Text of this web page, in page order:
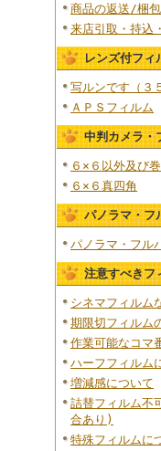
商品の返送/梱
来店引取・持込
レンズ付フィ
写ルンです（３
ＡＰＳフィルム
中判カメラ・
６×６以外及び
６×６真四角
パノラマ・フ
パノラマ・フル
注意すべきフ
シネマフィルム
期限切フィルム
作業可能なコマ
ハーフフィルム
増減感について
詰替フィルム不
合あり)
特殊フィルムに